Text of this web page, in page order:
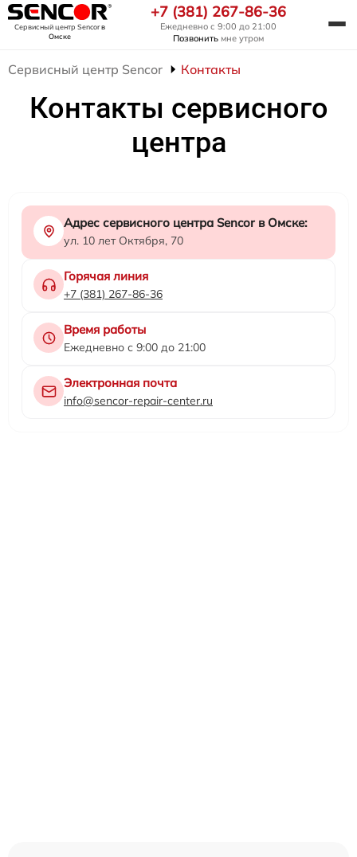
Сервисный центр Sencorв
Омске
+7 (381) 267-86-36
Ежедневно с 9:00 до 21:00
Позвонить мне утром
Сервисный центр Sencor Контакты
Контакты сервисного
центра
Адрес сервисного центра Sencor в Омске:
ул. 10 лет Октября, 70
Горячая линия
+7 (381) 267-86-36
Время работы
Ежедневно с 9:00 до 21:00
Электронная почта
info@sencor-repair-center.ru